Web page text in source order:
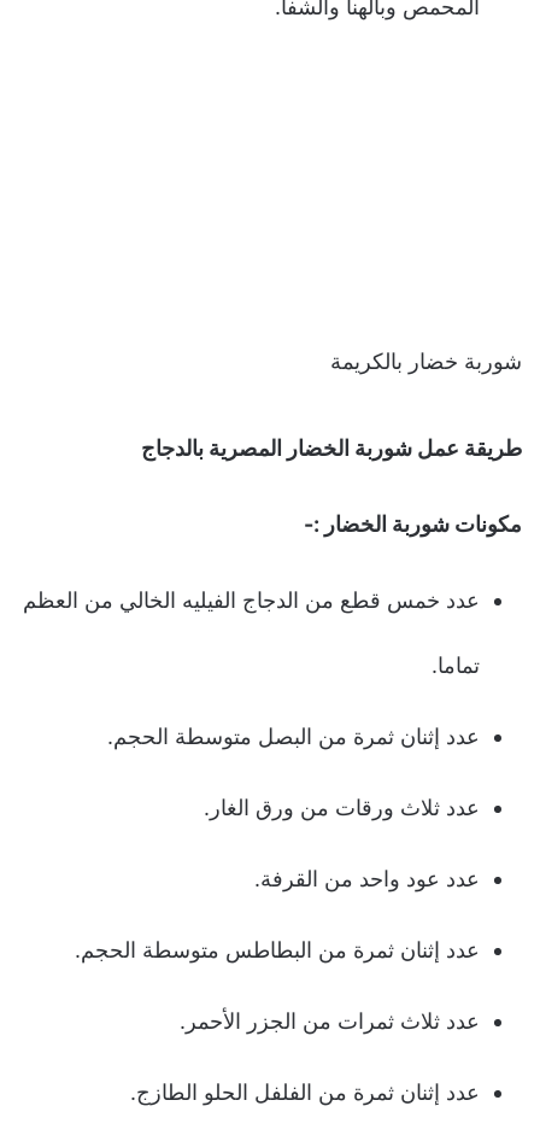
المحمص وبالهنا والشفا.
شوربة خضار بالكريمة
طريقة عمل شوربة الخضار المصرية بالدجاج
مكونات شوربة الخضار :-
عدد خمس قطع من الدجاج الفيليه الخالي من العظم
تماما.
عدد إثنان ثمرة من البصل متوسطة الحجم.
عدد ثلاث ورقات من ورق الغار.
عدد عود واحد من القرفة.
عدد إثنان ثمرة من البطاطس متوسطة الحجم.
عدد ثلاث ثمرات من الجزر الأحمر.
عدد إثنان ثمرة من الفلفل الحلو الطازج.